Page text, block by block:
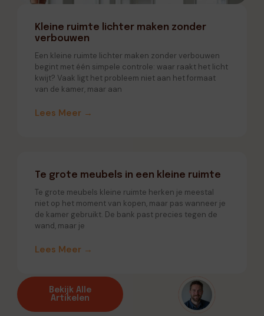
Kleine ruimte lichter maken zonder
verbouwen
Een kleine ruimte lichter maken zonder verbouwen
begint met één simpele controle: waar raakt het licht
kwijt? Vaak ligt het probleem niet aan het formaat
van de kamer, maar aan
Lees Meer →
Te grote meubels in een kleine ruimte
Te grote meubels kleine ruimte herken je meestal
niet op het moment van kopen, maar pas wanneer je
de kamer gebruikt. De bank past precies tegen de
wand, maar je
Lees Meer →
Bekijk Alle
Artikelen